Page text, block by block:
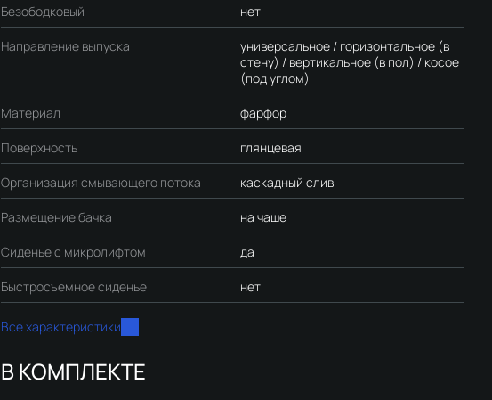
Безободковый нет
Направление выпуска
универсальное / горизонтальное (в
стену) / вертикальное (в пол) / косое
(под углом)
Материал фарфор
Поверхность глянцевая
Организация смывающего потока каскадный слив
Размещение бачка на чаше
Сиденье с микролифтом да
Быстросъемное сиденье нет
Все характеристики
В КОМПЛЕКТЕ